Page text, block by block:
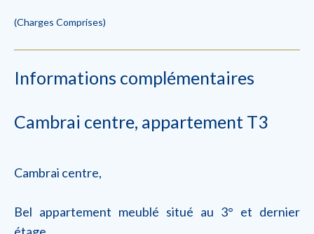
(Charges Comprises)
Informations complémentaires
Cambrai centre, appartement T3
Cambrai centre,
Bel appartement meublé situé au 3° et dernier